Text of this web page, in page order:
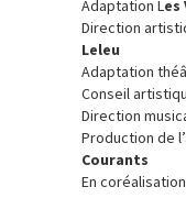
Adaptation Les
Direction
Leleu
Adaptation
Conseil
Direction
Production de
Courants
En